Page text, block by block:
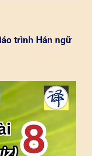
trình Hán ngữ